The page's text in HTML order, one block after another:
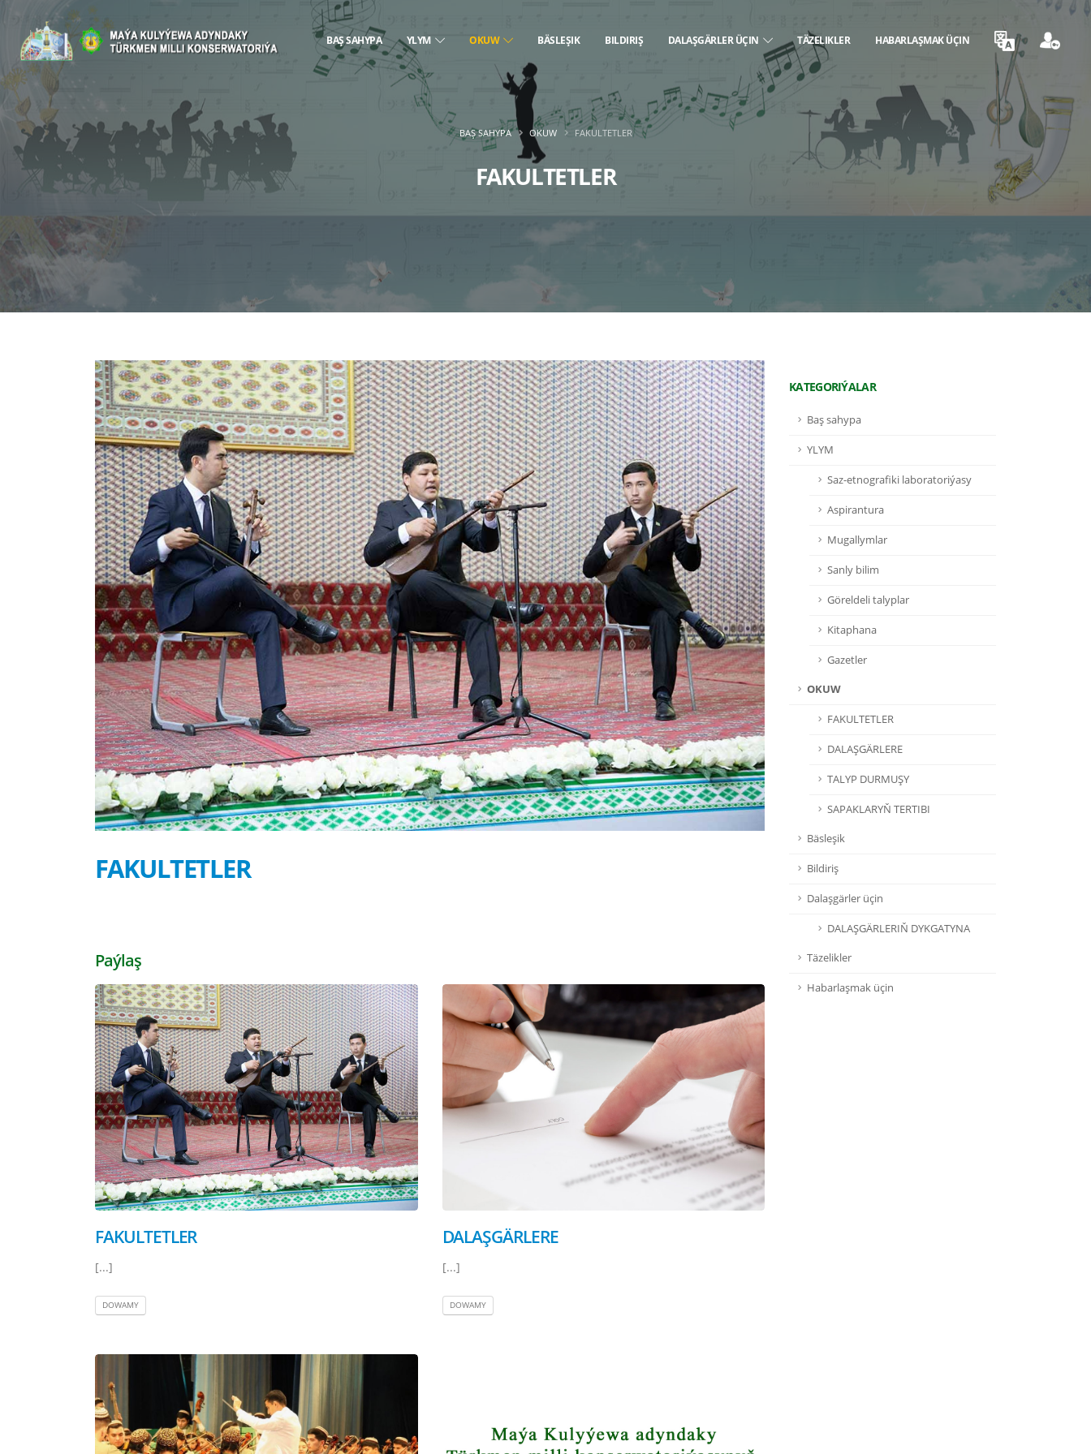
BAŞ SAHYPA YLYM OKUW BÄSLEŞIK BILDIRIŞ DALAŞGÄRLER ÜÇIN TÄZELIKLER HABARLAŞMAK ÜÇIN
FAKULTETLER
BAŞ SAHYPA OKUW FAKULTETLER
FAKULTETLER
Paýlaş
FAKULTETLER
[...]
DOWAMY
DALAŞGÄRLERE
[...]
DOWAMY
KATEGORIÝALAR
Baş sahypa
YLYM
Saz-etnografiki laboratoriýasy
Aspirantura
Mugallymlar
Sanly bilim
Göreldeli talyplar
Kitaphana
Gazetler
OKUW
FAKULTETLER
DALAŞGÄRLERE
TALYP DURMUŞY
SAPAKLARYŇ TERTIBI
Bäsleşik
Bildiriş
Dalaşgärler üçin
DALAŞGÄRLERIŇ DYKGATYNA
Täzelikler
Habarlaşmak üçin